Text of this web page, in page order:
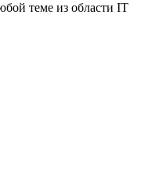
теме из области IT